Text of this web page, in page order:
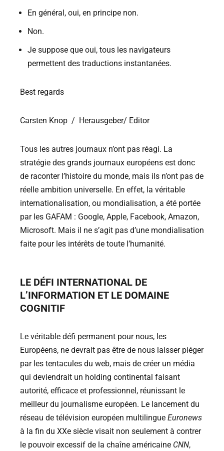
En général, oui, en principe non.
Non.
Je suppose que oui, tous les navigateurs
permettent des traductions instantanées.
Best regards
Carsten Knop / Herausgeber/ Editor
Tous les autres journaux n’ont pas réagi. La
stratégie des grands journaux européens est donc
de raconter l’histoire du monde, mais ils n’ont pas de
réelle ambition universelle. En effet, la véritable
internationalisation, ou mondialisation, a été portée
par les GAFAM : Google, Apple, Facebook, Amazon,
Microsoft. Mais il ne s’agit pas d’une mondialisation
faite pour les intérêts de toute l’humanité.
LE DÉFI INTERNATIONAL DE
L’INFORMATION ET LE DOMAINE
COGNITIF
Le véritable défi permanent pour nous, les
Européens, ne devrait pas être de nous laisser piéger
par les tentacules du web, mais de créer un média
qui deviendrait un holding continental faisant
autorité, efficace et professionnel, réunissant le
meilleur du journalisme européen. Le lancement du
réseau de télévision européen multilingue Euronews
à la fin du XXe siècle visait non seulement à contrer
le pouvoir excessif de la chaîne américaine CNN,